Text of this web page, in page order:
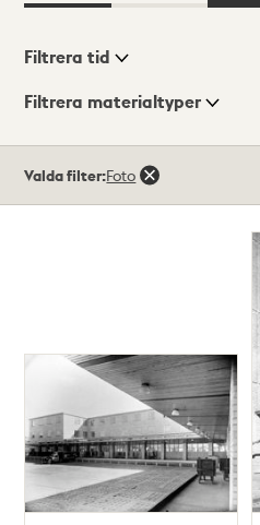
Visningsläge
Filtrera tid
Filtrera materialtyper
träffar
Valda filter:Foto